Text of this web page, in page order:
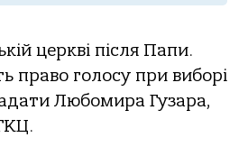
церкві після Папи.
право голосу при виборі
Любомира Гузара,